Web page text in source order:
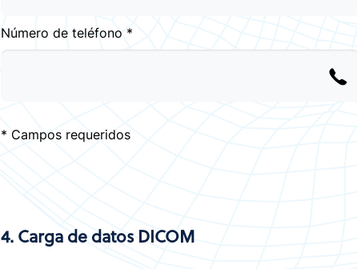
Número de teléfono *
* Campos requeridos
4. Carga de datos DICOM